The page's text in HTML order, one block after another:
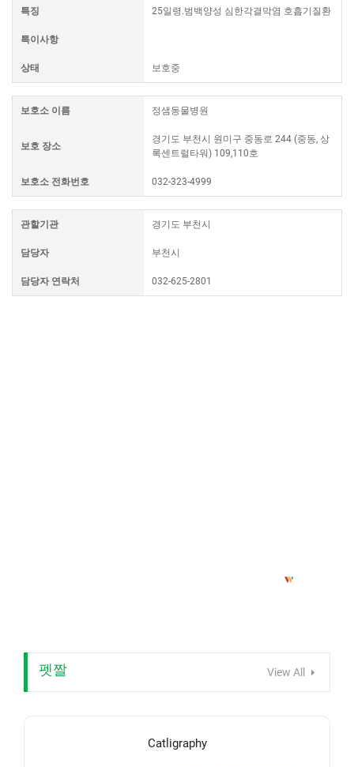
특징 25일령.범백양성 심한각결막염 호흡기질환
특이사항
상태 보호중
보호소 이름 정샘동물병원
보호 장소
경기도 부천시 원미구 중동로 244 (중동, 상
록센트럴타워) 109,110호
보호소 전화번호 032-323-4999
관할기관 경기도 부천시
담당자 부천시
담당자 연락처 032-625-2801
펫짤 View All
Catligraphy